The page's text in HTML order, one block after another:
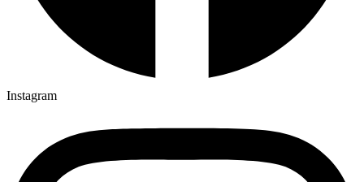
Instagram